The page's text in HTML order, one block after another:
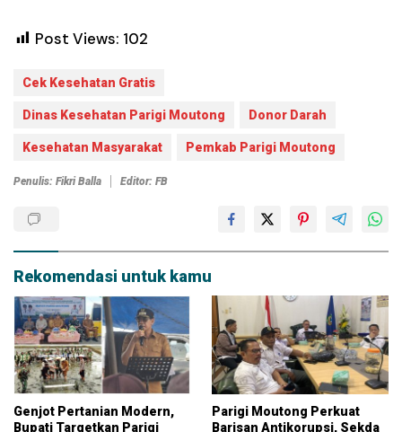
Post Views: 102
Cek Kesehatan Gratis
Dinas Kesehatan Parigi Moutong Donor Darah
Kesehatan Masyarakat Pemkab Parigi Moutong
Penulis: Fikri Balla Editor: FB
Rekomendasi untuk kamu
Genjot Pertanian Modern,
Bupati Targetkan Parigi
Parigi Moutong Perkuat
Barisan Antikorupsi, Sekda